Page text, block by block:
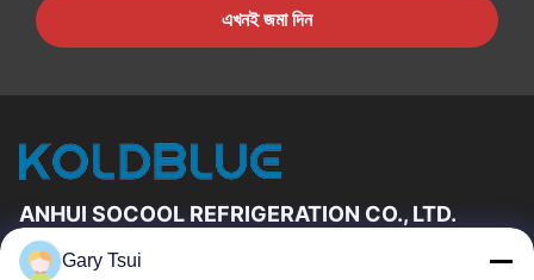
এখনই জমা দিন
ANHUI SOCOOL REFRIGERATION CO., LTD.
দ্রুত লিঙ্কGary Tsui